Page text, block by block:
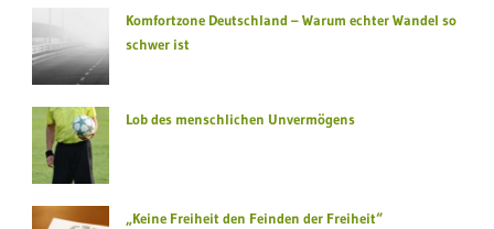
Komfortzone Deutschland – Warum echter Wandel so
schwer ist
Lob des menschlichen Unvermögens
„Keine Freiheit den Feinden der Freiheit“